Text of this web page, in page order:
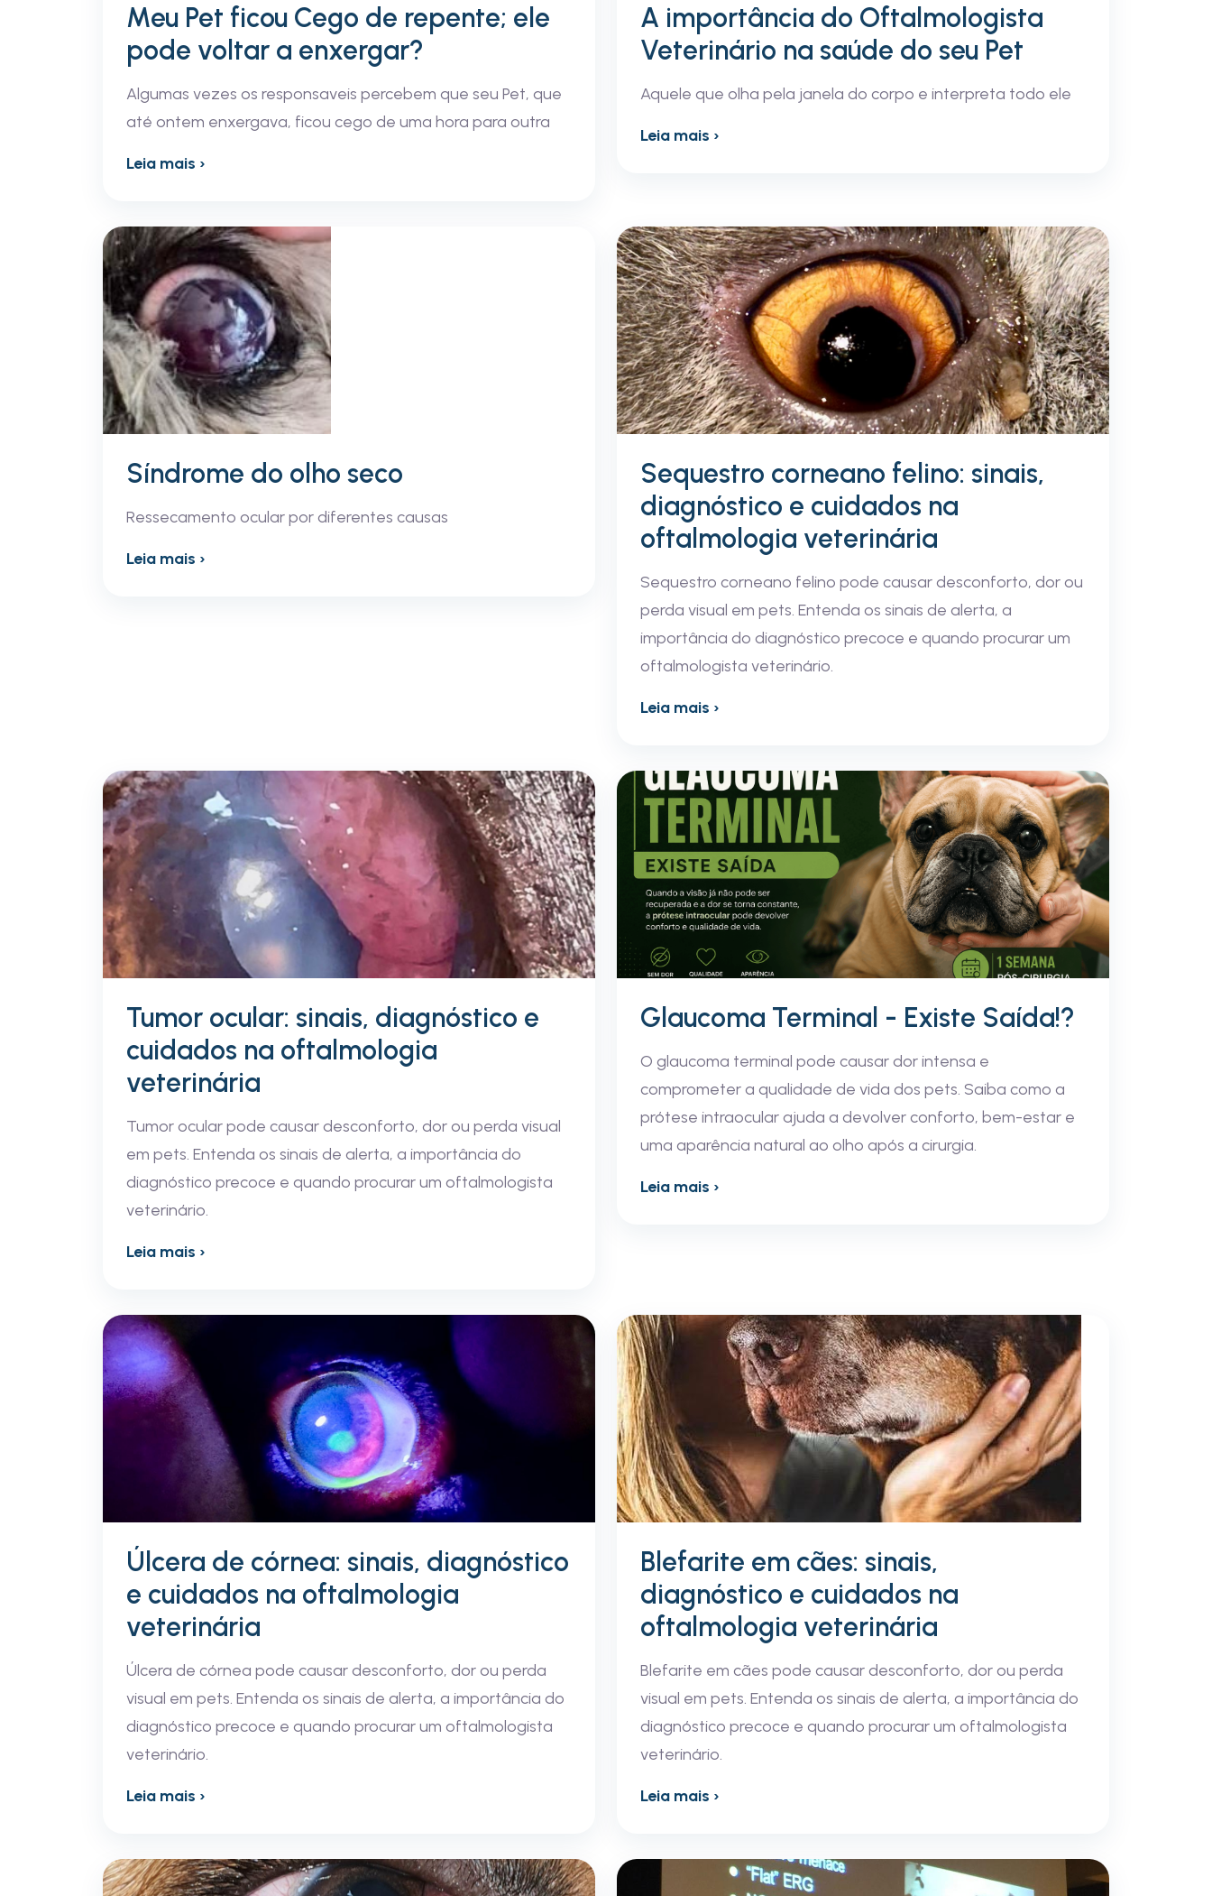
Meu Pet ficou Cego de repente; ele
pode voltar a enxergar?
Algumas vezes os responsaveis percebem que seu Pet, que
até ontem enxergava, ficou cego de uma hora para outra
Leia mais ›
A importância do Oftalmologista
Veterinário na saúde do seu Pet
Aquele que olha pela janela do corpo e interpreta todo ele
Leia mais ›
Síndrome do olho seco
Ressecamento ocular por diferentes causas
Leia mais ›
Sequestro corneano felino: sinais,
diagnóstico e cuidados na
oftalmologia veterinária
Sequestro corneano felino pode causar desconforto, dor ou
perda visual em pets. Entenda os sinais de alerta, a
importância do diagnóstico precoce e quando procurar um
oftalmologista veterinário.
Leia mais ›
Tumor ocular: sinais, diagnóstico e
cuidados na oftalmologia
veterinária
Tumor ocular pode causar desconforto, dor ou perda visual
em pets. Entenda os sinais de alerta, a importância do
diagnóstico precoce e quando procurar um oftalmologista
veterinário.
Leia mais ›
Glaucoma Terminal - Existe Saída!?
O glaucoma terminal pode causar dor intensa e
comprometer a qualidade de vida dos pets. Saiba como a
prótese intraocular ajuda a devolver conforto, bem-estar e
uma aparência natural ao olho após a cirurgia.
Leia mais ›
Úlcera de córnea: sinais, diagnóstico
e cuidados na oftalmologia
veterinária
Úlcera de córnea pode causar desconforto, dor ou perda
visual em pets. Entenda os sinais de alerta, a importância do
diagnóstico precoce e quando procurar um oftalmologista
veterinário.
Leia mais ›
Blefarite em cães: sinais,
diagnóstico e cuidados na
oftalmologia veterinária
Blefarite em cães pode causar desconforto, dor ou perda
visual em pets. Entenda os sinais de alerta, a importância do
diagnóstico precoce e quando procurar um oftalmologista
veterinário.
Leia mais ›